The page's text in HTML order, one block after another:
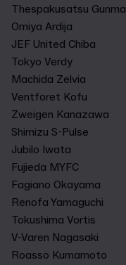
Thespakusatsu Gunma
Omiya Ardija
JEF United Chiba
Tokyo Verdy
Machida Zelvia
Ventforet Kofu
Zweigen Kanazawa
Shimizu S-Pulse
Jubilo Iwata
Fujieda MYFC
Fagiano Okayama
Renofa Yamaguchi
Tokushima Vortis
V-Varen Nagasaki
Roasso Kumamoto